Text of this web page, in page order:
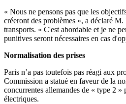
« Nous ne pensons pas que les
créeront des problèmes », a déclaré
transports. « C'est abordable et je ne
punitives seront nécessaires en cas
Normalisation des prises
Paris n’a pas toutefois pas réagi aux
Commission a statué en faveur de la
concurrentes allemandes de « type 2 »
électriques.